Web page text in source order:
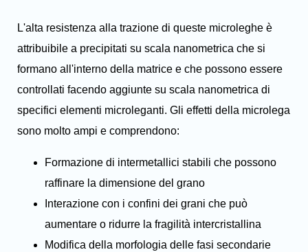
L'alta resistenza alla trazione di queste microleghe è
attribuibile a precipitati su scala nanometrica che si
formano all'interno della matrice e che possono essere
controllati facendo aggiunte su scala nanometrica di
specifici elementi microleganti. Gli effetti della microlega
sono molto ampi e comprendono:
Formazione di intermetallici stabili che possono
raffinare la dimensione del grano
Interazione con i confini dei grani che può
aumentare o ridurre la fragilità intercristallina
Modifica della morfologia delle fasi secondarie